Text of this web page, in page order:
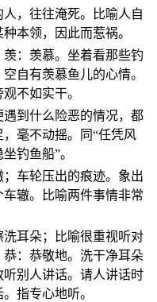
人，往往淹死。比喻人自
本领，因此而惹祸。
羡：羡慕。坐着看那些钓
自有羡慕鱼儿的心情。
不如实干。
遇到什么险恶的情况，都
，毫不动摇。同“任凭风
钓鱼船”。
；车轮压出的痕迹。象出
车辙。比喻两件事情非常
洗耳朵；比喻很重视听对
恭：恭敬地。洗干净耳朵
听别人讲话。请人讲话时
指专心地听。